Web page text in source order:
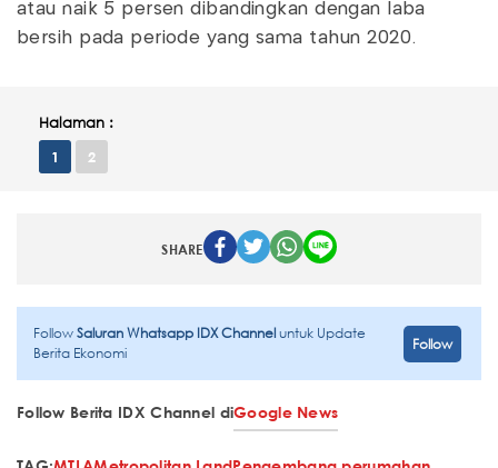
atau naik 5 persen dibandingkan dengan laba
bersih pada periode yang sama tahun 2020.
Halaman :
1 2
SHARE
FollowSaluran Whatsapp IDX Channeluntuk Update
Berita Ekonomi
Follow
Follow Berita IDX Channel diGoogle News